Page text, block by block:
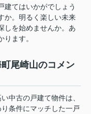
建てはいかがでしょう
か。明るく楽しい未来
しを始めませんか。あ
ます。
町尾崎山のコメン
中古の戸建て物件は、
条件にマッチした一戸